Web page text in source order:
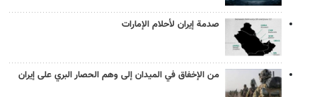
صدمة إيران لأحلام الإمارات
من الإخفاق في الميدان إلى وهم الحصار البري على إيران